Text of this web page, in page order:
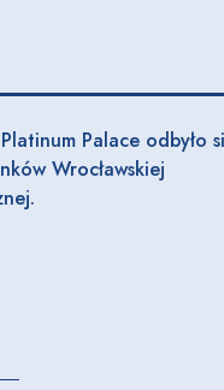
Palace odbyło
Wrocławskiej